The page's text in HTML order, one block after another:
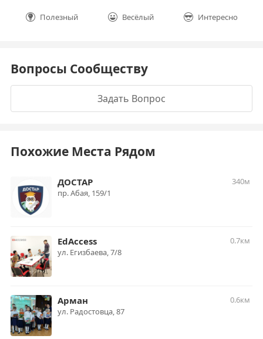
Полезный Весёлый Интересно
Вопросы Сообществу
Задать Вопрос
Похожие Места Рядом
ДОСТАР
340м
пр. Абая, 159/1
EdAccess
0.7км
​ул. Егизбаева, 7/8
Арман
0.6км
ул. Радостовца, 87